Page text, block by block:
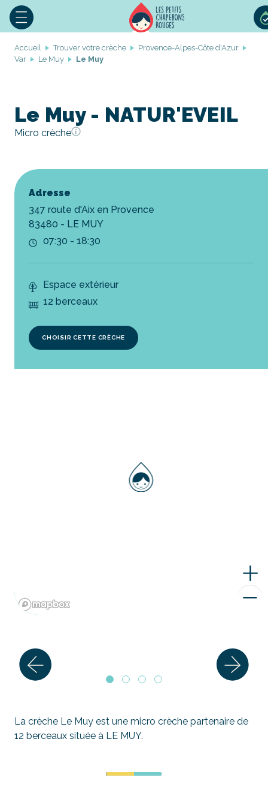
Accueil Trouver votre crèche
Provence-Alpes-Côte d'Azur
Var
Le Muy Le Muy
Le Muy - NATUR'EVEIL
Micro crèche
Adresse
347 route d'Aix en Provence
83480 - LE MUY
07:30 - 18:30
Espace extérieur
12 berceaux
CHOISIR CETTE CRÈCHE
La crèche Le Muy est une micro crèche partenaire de
12 berceaux située à LE MUY.